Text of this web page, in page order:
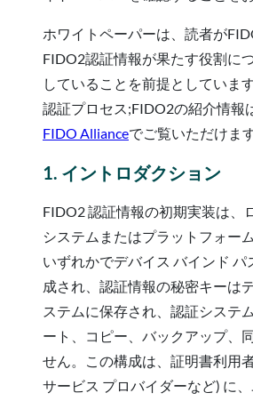
ホワイトペーパーは、読者が
FIDO2認証情報が果たす役割に
していることを前提としています
認証プロセス;FIDO2の紹介情報
FIDO Allianceでご覧いただけます
1. イントロダクション
FIDO2 認証情報の初期実装は、
システムまたはプラットフォー
いずれかでデバイス バインド パ
成され、認証情報の秘密キーは
ステムに保存され、認証システ
ート、コピー、バックアップ、
せん。この構成は、証明書利用
サービス プロバイダーなど) に